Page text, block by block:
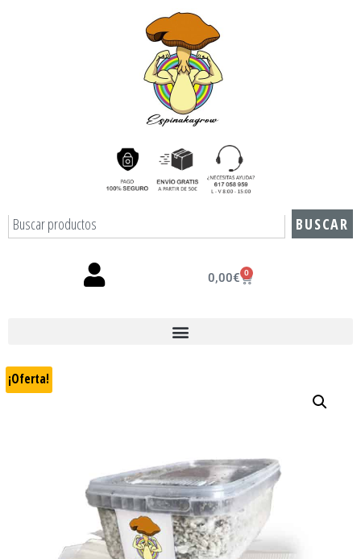
BUSCAR
0,00€ 0
¡Oferta!